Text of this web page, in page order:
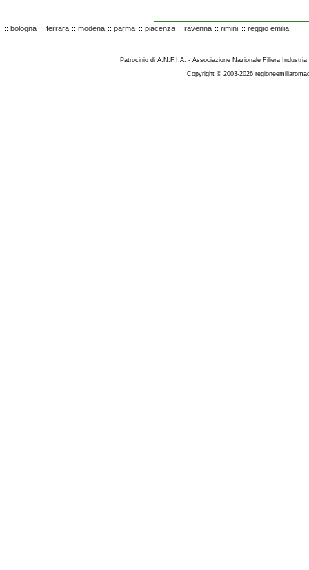
:: bologna :: ferrara :: modena :: parma :: piacenza :: ravenna :: rimini :: reggio emilia
Patrocinio di A.N.F.I.A. - Associazione Nazionale Filiera
Copyright © 2003-2026